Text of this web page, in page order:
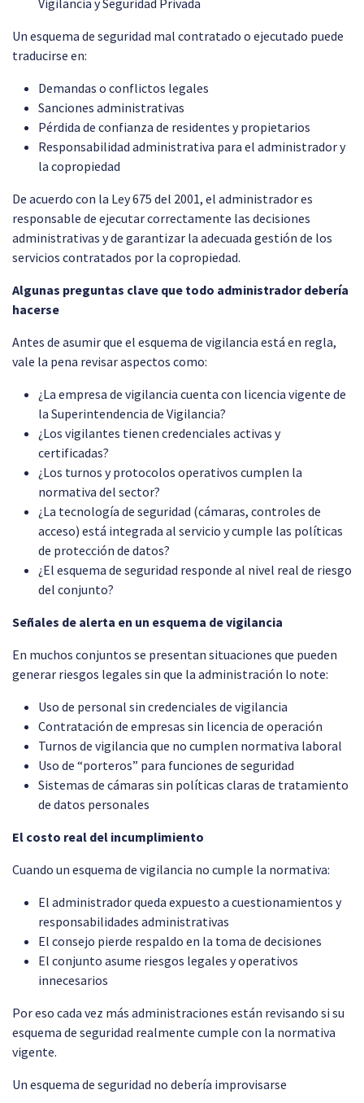
Vigilancia y Seguridad Privada
Un esquema de seguridad mal contratado o ejecutado puede
traducirse en:
Demandas o conflictos legales
Sanciones administrativas
Pérdida de confianza de residentes y propietarios
Responsabilidad administrativa para el administrador y
la copropiedad
De acuerdo con la Ley 675 del 2001, el administrador es
responsable de ejecutar correctamente las decisiones
administrativas y de garantizar la adecuada gestión de los
servicios contratados por la copropiedad.
Algunas preguntas clave que todo administrador debería
hacerse
Antes de asumir que el esquema de vigilancia está en regla,
vale la pena revisar aspectos como:
¿La empresa de vigilancia cuenta con licencia vigente de
la Superintendencia de Vigilancia?
¿Los vigilantes tienen credenciales activas y
certificadas?
¿Los turnos y protocolos operativos cumplen la
normativa del sector?
¿La tecnología de seguridad (cámaras, controles de
acceso) está integrada al servicio y cumple las políticas
de protección de datos?
¿El esquema de seguridad responde al nivel real de riesgo
del conjunto?
Señales de alerta en un esquema de vigilancia
En muchos conjuntos se presentan situaciones que pueden
generar riesgos legales sin que la administración lo note:
Uso de personal sin credenciales de vigilancia
Contratación de empresas sin licencia de operación
Turnos de vigilancia que no cumplen normativa laboral
Uso de “porteros” para funciones de seguridad
Sistemas de cámaras sin políticas claras de tratamiento
de datos personales
El costo real del incumplimiento
Cuando un esquema de vigilancia no cumple la normativa:
El administrador queda expuesto a cuestionamientos y
responsabilidades administrativas
El consejo pierde respaldo en la toma de decisiones
El conjunto asume riesgos legales y operativos
innecesarios
Por eso cada vez más administraciones están revisando si su
esquema de seguridad realmente cumple con la normativa
vigente.
Un esquema de seguridad no debería improvisarse